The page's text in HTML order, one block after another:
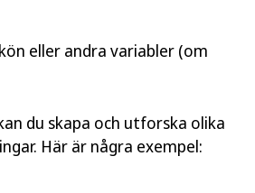
eller andra variabler (om
du skapa och utforska olika
Här är några exempel: